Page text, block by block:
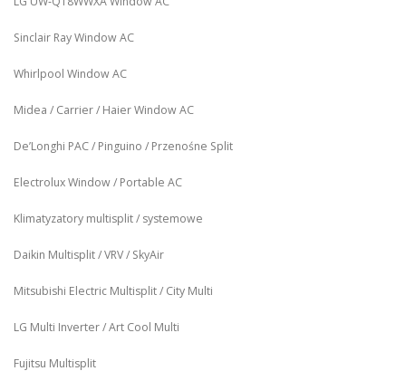
Sinclair Ray Window AC
Whirlpool Window AC
Midea / Carrier / Haier Window AC
De’Longhi PAC / Pinguino / Przenośne Split
Electrolux Window / Portable AC
Klimatyzatory multisplit / systemowe
Daikin Multisplit / VRV / SkyAir
Mitsubishi Electric Multisplit / City Multi
LG Multi Inverter / Art Cool Multi
Fujitsu Multisplit